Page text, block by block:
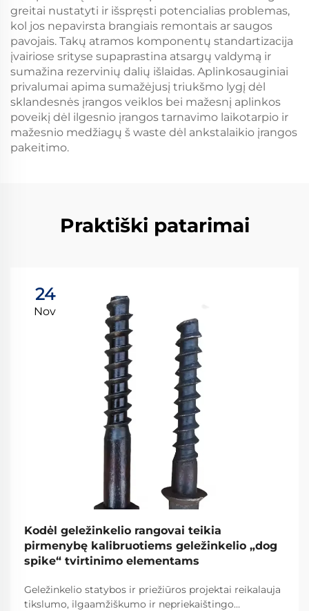
greitai nustatyti ir išspręsti potencialias problemas,
kol jos nepavirsta brangiais remontais ar saugos
pavojais. Takų atramos komponentų standartizacija
įvairiose srityse supaprastina atsargų valdymą ir
sumažina rezervinių dalių išlaidas. Aplinkosauginiai
privalumai apima sumažėjusį triukšmo lygį dėl
sklandesnės įrangos veiklos bei mažesnį aplinkos
poveikį dėl ilgesnio įrangos tarnavimo laikotarpio ir
mažesnio medžiagų š waste dėl ankstalaikio įrangos
pakeitimo.
Praktiški patarimai
24
Nov
Kodėl geležinkelio rangovai teikia
pirmenybę kalibruotiems geležinkelio „dog
spike“ tvirtinimo elementams
Geležinkelio statybos ir priežiūros projektai reikalauja
tikslumo, ilgaamžiškumo ir nepriekaištingo